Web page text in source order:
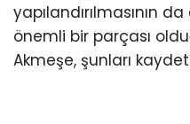
yapılandırılmasının
önemli bir parçası
Akmeşe, şunları